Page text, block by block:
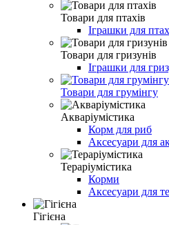
Товари для птахів
Іграшки для
Товари для гризунів
Іграшки для
Товари для грумінгу
Акваріумістика
Корм для риб
Аксесуари для
Тераріумістика
Корми
Аксесуари для
Гігієна